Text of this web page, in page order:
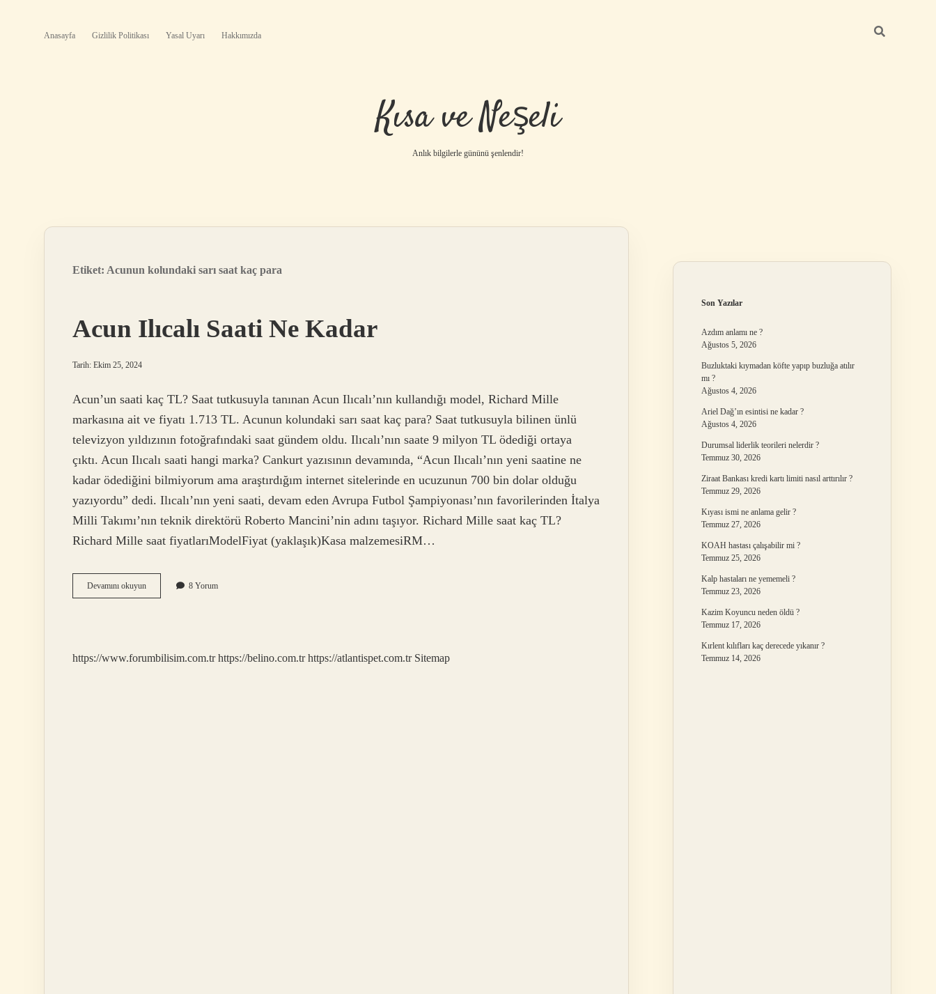
Anasayfa Gizlilik Politikası Yasal Uyarı Hakkımızda
Kısa ve Neşeli
Anlık bilgilerle gününü şenlendir!
Etiket: Acunun kolundaki sarı saat kaç para
Acun Ilıcalı Saati Ne Kadar
Tarih: Ekim 25, 2024
Acun’un saati kaç TL? Saat tutkusuyla tanınan Acun Ilıcalı’nın kullandığı model, Richard Mille
markasına ait ve fiyatı 1.713 TL. Acunun kolundaki sarı saat kaç para? Saat tutkusuyla bilinen ünlü
televizyon yıldızının fotoğrafındaki saat gündem oldu. Ilıcalı’nın saate 9 milyon TL ödediği ortaya
çıktı. Acun Ilıcalı saati hangi marka? Cankurt yazısının devamında, “Acun Ilıcalı’nın yeni saatine ne
kadar ödediğini bilmiyorum ama araştırdığım internet sitelerinde en ucuzunun 700 bin dolar olduğu
yazıyordu” dedi. Ilıcalı’nın yeni saati, devam eden Avrupa Futbol Şampiyonası’nın favorilerinden İtalya
Milli Takımı’nın teknik direktörü Roberto Mancini’nin adını taşıyor. Richard Mille saat kaç TL?
Richard Mille saat fiyatlarıModelFiyat (yaklaşık)Kasa malzemesiRM…
Devamını okuyunAcun
Ilıcalı
8 Yorum
https://www.forumbilisim.com.tr https://belino.com.tr https://atlantispet.com.tr Sitemap
Son Yazılar
Azdım anlamı ne ?
Ağustos 5, 2026
Buzluktaki kıymadan köfte yapıp buzluğa atılır
mı ?
Ağustos 4, 2026
Ariel Dağ’ın esintisi ne kadar ?
Ağustos 4, 2026
Durumsal liderlik teorileri nelerdir ?
Temmuz 30, 2026
Ziraat Bankası kredi kartı limiti nasıl arttırılır ?
Temmuz 29, 2026
Kıyası ismi ne anlama gelir ?
Temmuz 27, 2026
KOAH hastası çalışabilir mi ?
Temmuz 25, 2026
Kalp hastaları ne yememeli ?
Temmuz 23, 2026
Kazim Koyuncu neden öldü ?
Temmuz 17, 2026
Kırlent kılıfları kaç derecede yıkanır ?
Temmuz 14, 2026